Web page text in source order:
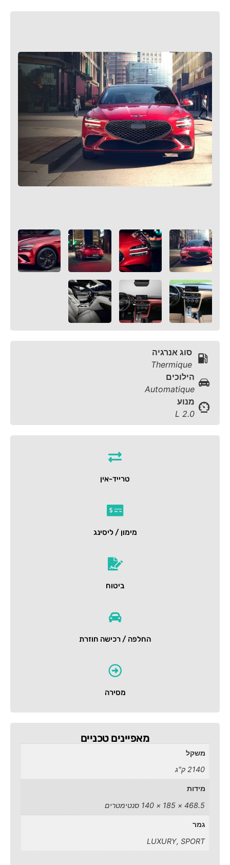
סוג אנרגיה
Thermique
הילוכים
Automatique
מנוע
2.0 L
טרייד-אין
מימון / ליסינג
ביטוח
החלפה / רכישה חוזרת
מסירה
מאפיינים טכניים
משקל
2140 ק"ג
מידות
468.5 × 185 × 140 סנטימטרים
גמר
LUXURY, SPORT